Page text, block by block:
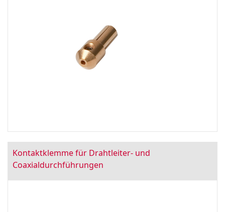
Kontaktklemme für Drahtleiter- und
Coaxialdurchführungen